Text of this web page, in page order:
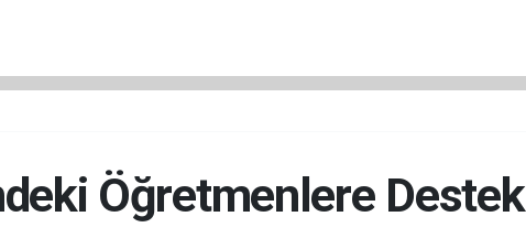
Öğretmenlere Destek